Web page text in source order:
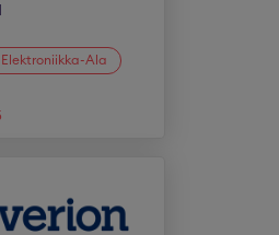
Ala